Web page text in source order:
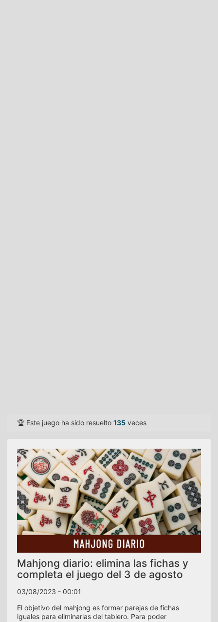
🏆 Este juego ha sido resuelto 135 veces
Mahjong diario: elimina las fichas y
completa el juego del 3 de agosto
03/08/2023 - 00:01
El objetivo del mahjong es formar parejas de fichas
iguales para eliminarlas del tablero. Para poder